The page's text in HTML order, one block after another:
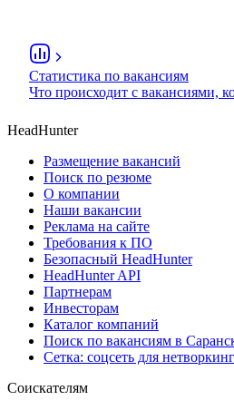
Статистика по вакансиям
Что происходит с вакансиями,
HeadHunter
Размещение вакансий
Поиск по резюме
О компании
Наши вакансии
Реклама на сайте
Требования к ПО
Безопасный HeadHunter
HeadHunter API
Партнерам
Инвесторам
Каталог компаний
Поиск по вакансиям в
Сетка: соцсеть для
Соискателям